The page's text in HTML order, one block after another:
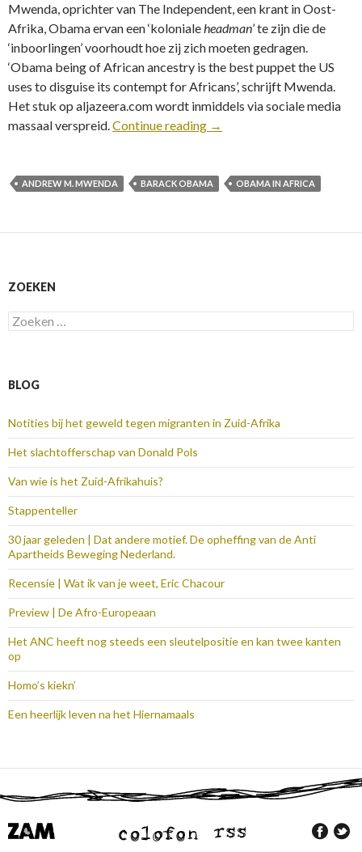
Mwenda, oprichter van The Independent, een krant in Oost-
Afrika, Obama ervan een ‘kolonialeheadman’ te zijn die de
‘inboorlingen’ voorhoudt hoe zij zich moeten gedragen.
‘Obama being of African ancestry is the best puppet the US
uses to disguise its contempt for Africans’, schrijft Mwenda.
Het stuk op aljazeera.com wordt inmiddels via sociale media
massaal verspreid.Continue reading →
ANDREW M. MWENDA BARACK OBAMA OBAMA IN AFRICA
ZOEKEN
Zoeken
naar:
BLOG
Notities bij het geweld tegen migranten in Zuid-Afrika
Het slachtofferschap van Donald Pols
Van wie is het Zuid-Afrikahuis?
Stappenteller
30 jaar geleden | Dat andere motief. De opheffing van de Anti
Apartheids Beweging Nederland.
Recensie | Wat ik van je weet, Eric Chacour
Preview | De Afro-Europeaan
Het ANC heeft nog steeds een sleutelpositie en kan twee kanten
op
Homo’s kiekn’
Een heerlijk leven na het Hiernamaals